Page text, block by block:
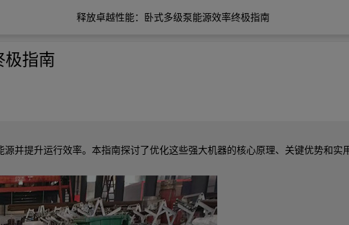
释放卓越性能：卧式多级泵能源效率终极指南
指南
并提升运行效率。本指南探讨了优化这些强大机器的核心原理、关键优势和